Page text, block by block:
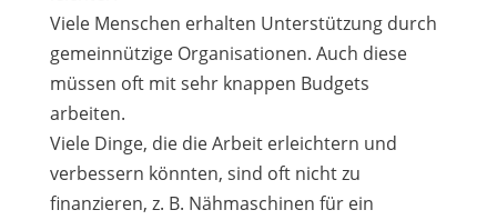
Viele Menschen erhalten Unterstützung durch
gemeinnützige Organisationen. Auch diese
müssen oft mit sehr knappen Budgets
arbeiten.
Viele Dinge, die die Arbeit erleichtern und
verbessern könnten, sind oft nicht zu
finanzieren, z. B. Nähmaschinen für ein